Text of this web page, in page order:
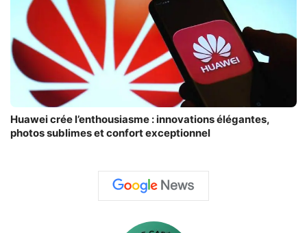
Huawei crée l’enthousiasme : innovations élégantes,
photos sublimes et confort exceptionnel